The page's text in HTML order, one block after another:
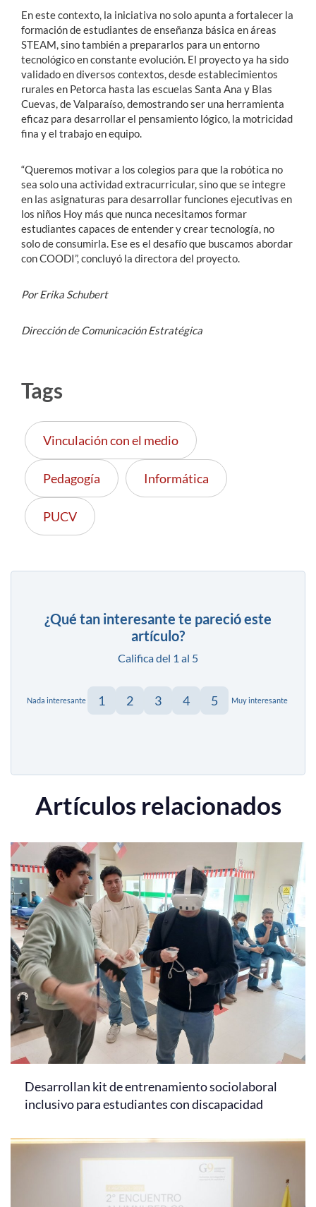
En este contexto, la iniciativa no solo apunta a fortalecer la
formación de estudiantes de enseñanza básica en áreas
STEAM, sino también a prepararlos para un entorno
tecnológico en constante evolución. El proyecto ya ha sido
validado en diversos contextos, desde establecimientos
rurales en Petorca hasta las escuelas Santa Ana y Blas
Cuevas, de Valparaíso, demostrando ser una herramienta
eficaz para desarrollar el pensamiento lógico, la motricidad
fina y el trabajo en equipo.
“Queremos motivar a los colegios para que la robótica no
sea solo una actividad extracurricular, sino que se integre
en las asignaturas para desarrollar funciones ejecutivas en
los niños Hoy más que nunca necesitamos formar
estudiantes capaces de entender y crear tecnología, no
solo de consumirla. Ese es el desafío que buscamos abordar
con COODI”, concluyó la directora del proyecto.
Por Erika Schubert
Dirección de Comunicación Estratégica
Tags
Vinculación con el medio
Pedagogía Informática
PUCV
¿Qué tan interesante te pareció este
artículo?
Califica del 1 al 5
Nada interesante 1 2 3 4 5 Muy interesante
Artículos relacionados
Desarrollan kit de entrenamiento sociolaboral
inclusivo para estudiantes con discapacidad